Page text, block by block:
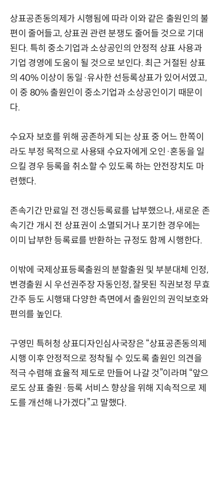
상표공존동의제가 시행됨에 따라 이와 같은 출원인의 불
편이 줄어들고, 상표권 관련 분쟁도 줄어들 것으로 기대
된다. 특히 중소기업과 소상공인의 안정적 상표 사용과
기업 경영에 도움이 될 것으로 보인다. 최근 거절된 상표
의 40% 이상이 동일·유사한 선등록상표가 있어서였고,
이 중 80% 출원인이 중소기업과 소상공인이기 때문이
다.
수요자 보호를 위해 공존하게 되는 상표 중 어느 한쪽이
라도 부정 목적으로 사용돼 수요자에게 오인·혼동을 일
으킬 경우 등록을 취소할 수 있도록 하는 안전장치도 마
련했다.
존속기간 만료일 전 갱신등록료를 납부했으나, 새로운 존
속기간 개시 전 상표권이 소멸되거나 포기한 경우에는
이미 납부한 등록료를 반환하는 규정도 함께 시행한다.
이밖에 국제상표등록출원의 분할출원 및 부분대체 인정,
변경출원 시 우선권주장 자동인정, 잘못된 직권보정 무효
간주 등도 시행돼 다양한 측면에서 출원인의 권익보호와
편의를 높인다.
구영민 특허청 상표디자인심사국장은 “상표공존동의제
시행 이후 안정적으로 정착될 수 있도록 출원인 의견을
적극 수렴해 효율적 제도로 만들어 나갈 것”이라며 “앞으
로도 상표 출원·등록 서비스 향상을 위해 지속적으로 제
도를 개선해 나가겠다”고 말했다.